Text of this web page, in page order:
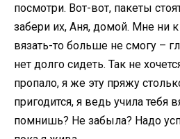
посмотри. Вот-вот, пакеты
забери их, Аня, домой. Мне ни
вязать-то больше не смогу –
нет долго сидеть. Так не
пропало, я же эту пряжу
пригодится, я ведь учила тебя
помнишь? Не забыла? Надо